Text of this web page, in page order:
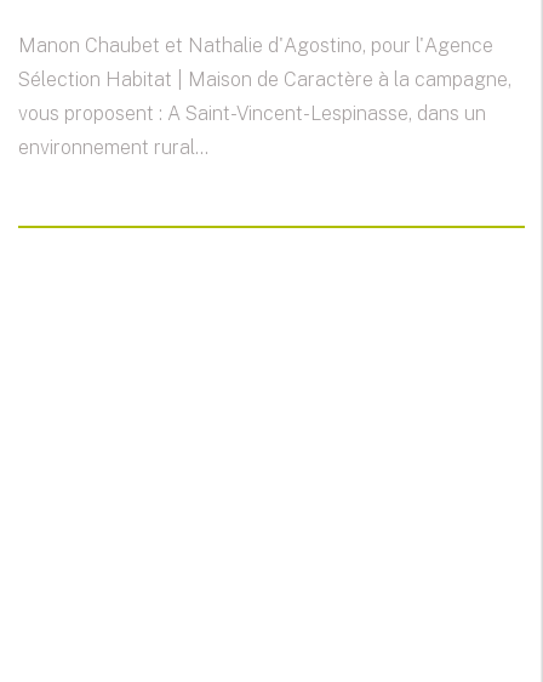
Manon Chaubet et Nathalie d'Agostino, pour l'Agence
Sélection Habitat | Maison de Caractère à la campagne,
vous proposent : A Saint-Vincent-Lespinasse, dans un
environnement rural...